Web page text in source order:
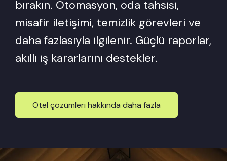
bırakın. Otomasyon, oda tahsisi,
misafir iletişimi, temizlik görevleri ve
daha fazlasıyla ilgilenir. Güçlü raporlar,
akıllı iş kararlarını destekler.
Otel çözümleri hakkında daha fazla